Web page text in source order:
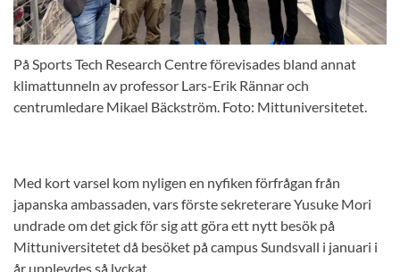
På Sports Tech Research Centre förevisades bland annat
klimattunneln av professor Lars-Erik Rännar och
centrumledare Mikael Bäckström. Foto: Mittuniversitetet.
Med kort varsel kom nyligen en nyfiken förfrågan från
japanska ambassaden, vars förste sekreterare Yusuke Mori
undrade om det gick för sig att göra ett nytt besök på
Mittuniversitetet då besöket på campus Sundsvall i januari i
år upplevdes så lyckat.